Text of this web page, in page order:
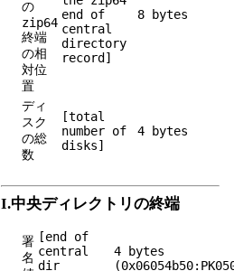
の
zip64
終端
の相
対位
置
end of
central
directory
record]
8 bytes
ディ
スク
の総
数
[total
number of
disks]
4 bytes
I.中央ディレクトリの終端
署
名
[end of
central
dir
4 bytes